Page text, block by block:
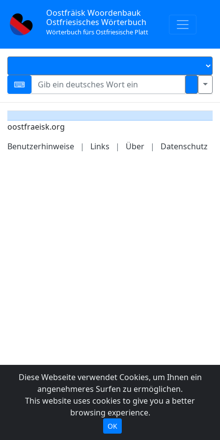
Oostfräisk Woordenbauk
Ostfriesisches Wörterbuch
Wörterbuch fürs Ostfriesische Platt
oostfraeisk.org
Benutzerhinweise
| Links | Über | Datenschutz
Diese Webseite verwendet Cookies, um Ihnen ein
angenehmeres Surfen zu ermöglichen.
This website uses cookies to give you a better
browsing experience.
OK